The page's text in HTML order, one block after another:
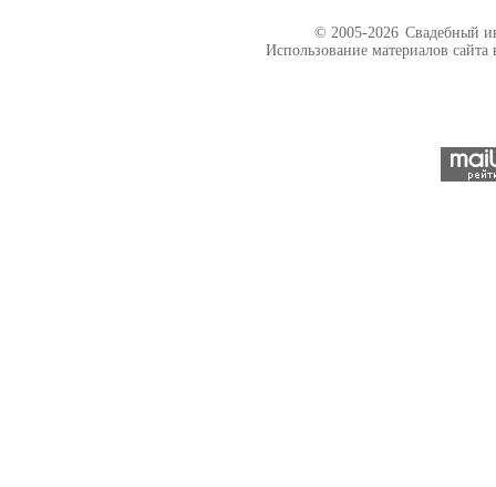
© 2005-2026 Свадебный
Использование материалов